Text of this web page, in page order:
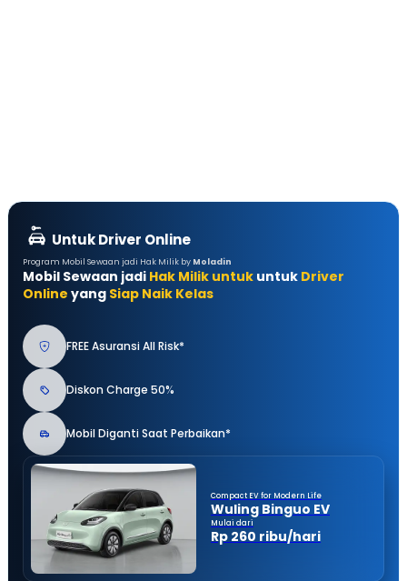
Untuk Driver Online
Program Mobil Sewaan jadi Hak Milik by Moladin
Mobil Sewaan jadi Hak Milik untuk untuk Driver
Online yang Siap Naik Kelas
FREE Asuransi All Risk*
Diskon Charge 50%
Mobil Diganti Saat Perbaikan*
Compact EV for Modern Life
Wuling Binguo EV
Mulai dari
Rp 260 ribu/hari